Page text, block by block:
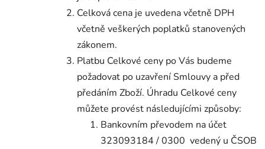
Celková cena je uvedena včetně DPH
včetně veškerých poplatků stanovených
zákonem.
Platbu Celkové ceny po Vás budeme
požadovat po uzavření Smlouvy a před
předáním Zboží. Úhradu Celkové ceny
můžete provést následujícími způsoby:
Bankovním převodem na účet
323093184 / 0300 vedený u ČSOB